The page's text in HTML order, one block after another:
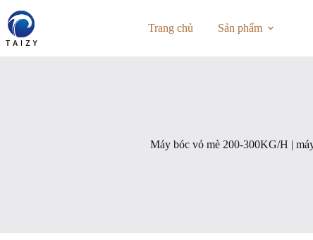
đến
phần
nội
Trang chủ Sản phẩm
Máy bóc vỏ mè 200-300KG/H |